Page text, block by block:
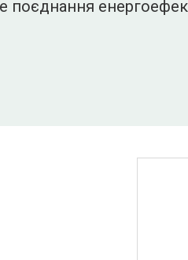
поєднання